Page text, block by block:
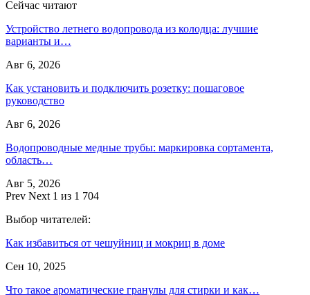
Сейчас читают
Устройство летнего водопровода из колодца: лучшие
варианты и…
Авг 6, 2026
Как установить и подключить розетку: пошаговое
руководство
Авг 6, 2026
Водопроводные медные трубы: маркировка сортамента,
область…
Авг 5, 2026
Prev Next 1 из 1 704
Выбор читателей:
Как избавиться от чешуйниц и мокриц в доме
Сен 10, 2025
Что такое ароматические гранулы для стирки и как…